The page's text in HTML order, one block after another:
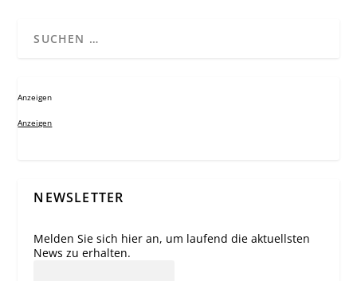
Anzeigen
Anzeigen
NEWSLETTER
Melden Sie sich hier an, um laufend die aktuellsten
News zu erhalten.